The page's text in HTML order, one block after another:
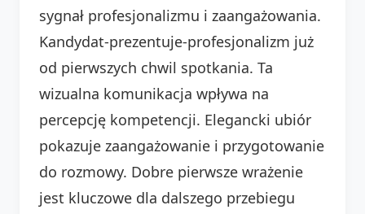
sygnał profesjonalizmu i zaangażowania.
Kandydat-prezentuje-profesjonalizm już
od pierwszych chwil spotkania. Ta
wizualna komunikacja wpływa na
percepcję kompetencji. Elegancki ubiór
pokazuje zaangażowanie i przygotowanie
do rozmowy. Dobre pierwsze wrażenie
jest kluczowe dla dalszego przebiegu